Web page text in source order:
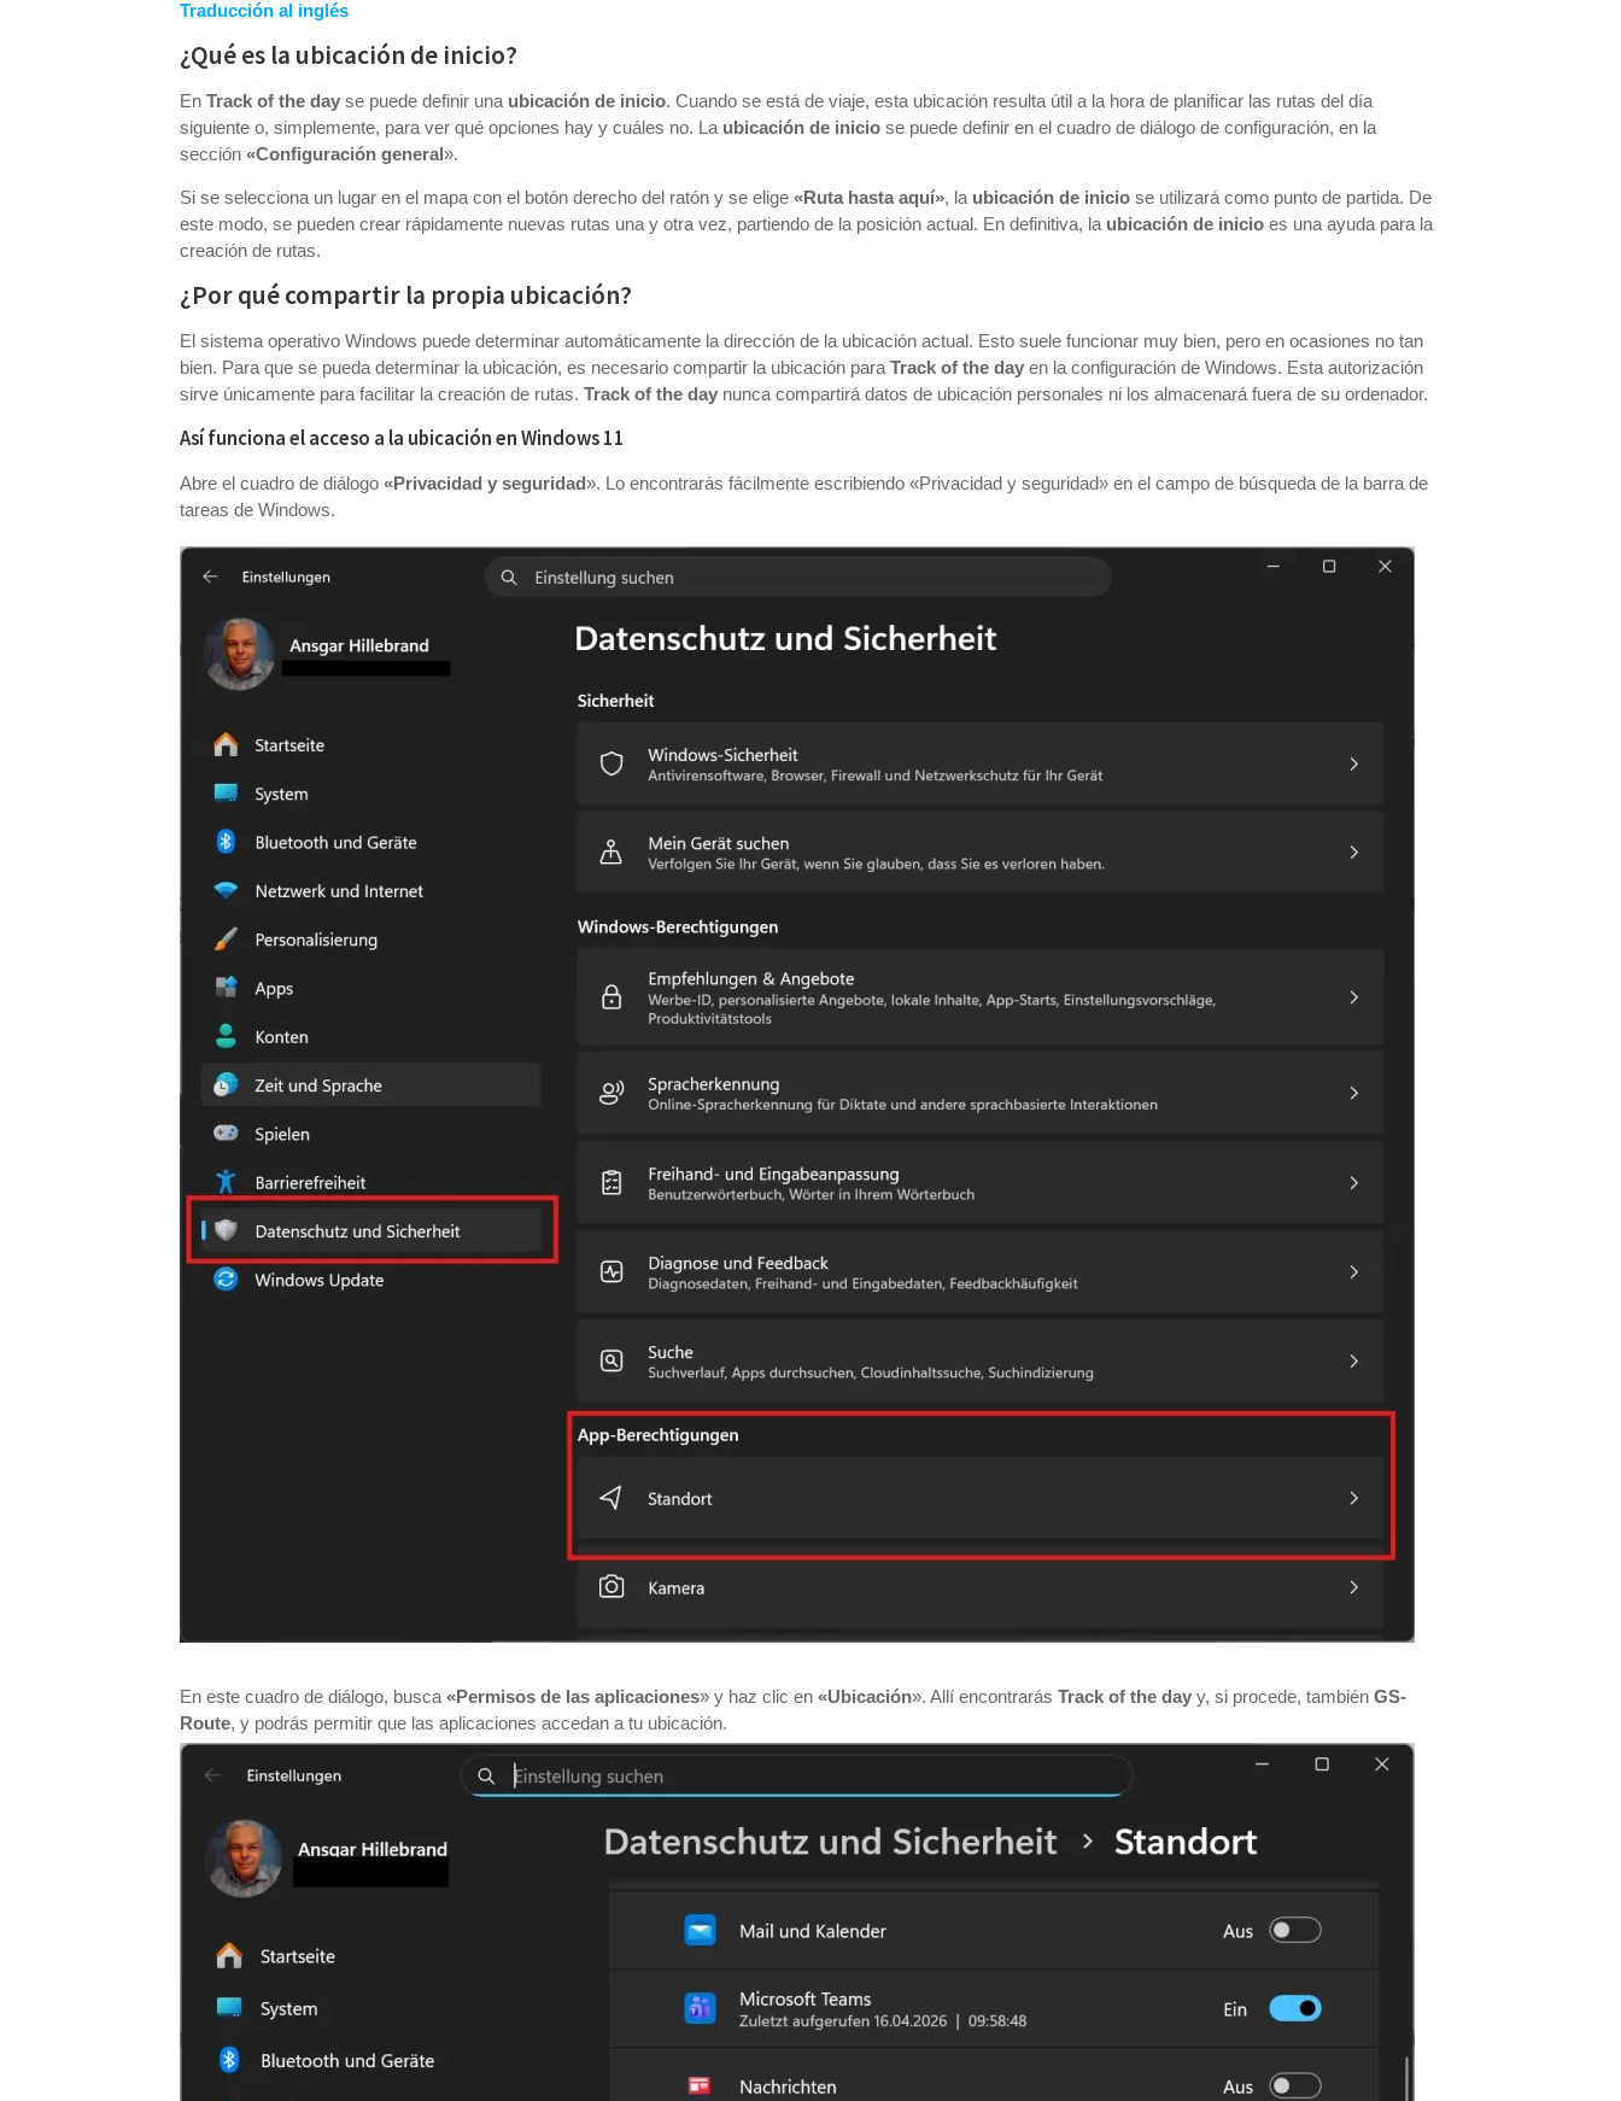
Traducción al inglés
¿Qué es la ubicación de inicio?
EnTrack of the day se puede definir una ubicación de inicio. Cuando se está de viaje, esta ubicación resulta útil a la hora de planificar las rutas del día
siguiente o, simplemente, para ver qué opciones hay y cuáles no. La ubicación de inicio se puede definir en el cuadro de diálogo de configuración, en la
sección«Configuración general».
Si se selecciona un lugar en el mapa con el botón derecho del ratón y se elige«Ruta hasta aquí», la ubicación de inicio se utilizará como punto de partida. De
este modo, se pueden crear rápidamente nuevas rutas una y otra vez, partiendo de la posición actual. En definitiva, la ubicación de inicio es una ayuda para la
creación de rutas.
¿Por qué compartir la propia ubicación?
El sistema operativo Windows puede determinar automáticamente la dirección de la ubicación actual. Esto suele funcionar muy bien, pero en ocasiones no tan
bien. Para que se pueda determinar la ubicación, es necesario compartir la ubicación paraTrack of the day en la configuración de Windows. Esta autorización
sirve únicamente para facilitar la creación de rutas.Track of the day nunca compartirá datos de ubicación personales ni los almacenará fuera de su ordenador.
Así funciona el acceso a la ubicación en Windows 11
Abre el cuadro de diálogo«Privacidad y seguridad». Lo encontrarás fácilmente escribiendo «Privacidad y seguridad» en el campo de búsqueda de la barra de
tareas de Windows.
En este cuadro de diálogo, busca«Permisos de las aplicaciones» y haz clic en«Ubicación». Allí encontrarásTrack of the day y, si procede, tambiénGS-
Route, y podrás permitir que las aplicaciones accedan a tu ubicación.